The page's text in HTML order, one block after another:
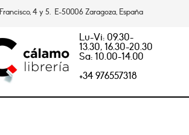
4 y 5. E-50006 Zaragoza, España
Lu-Vi: 09.30-
13.30, 16.30-20.30
Sa: 10.00-14.00
+34 976557318